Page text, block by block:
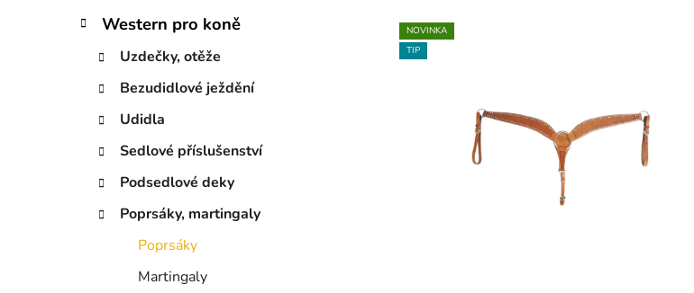
PPřeskočit
kategorie
K
a
Western pro koně
Uzdečky, otěže
Bezudidlové ježdění
Udidla
Sedlové příslušenství
Podsedlové deky
Poprsáky, martingaly
Poprsáky
Martingaly
NOVINKA
TIP